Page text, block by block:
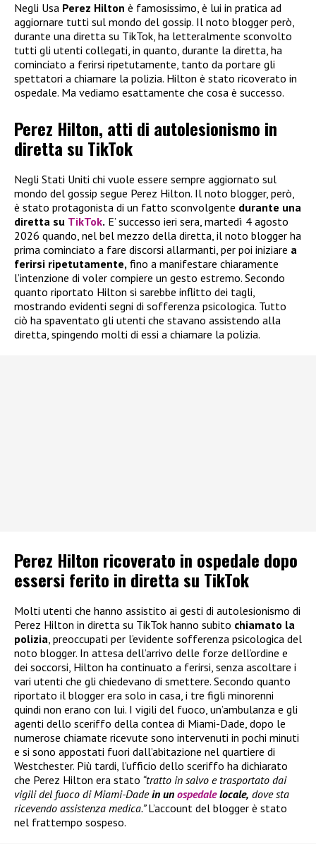
Negli Usa Perez Hilton è famosissimo, è lui in pratica ad
aggiornare tutti sul mondo del gossip. Il noto blogger però,
durante una diretta su TikTok, ha letteralmente sconvolto
tutti gli utenti collegati, in quanto, durante la diretta, ha
cominciato a ferirsi ripetutamente, tanto da portare gli
spettatori a chiamare la polizia. Hilton è stato ricoverato in
ospedale. Ma vediamo esattamente che cosa è successo.
Perez Hilton, atti di autolesionismo in
diretta su TikTok
Negli Stati Uniti chi vuole essere sempre aggiornato sul
mondo del gossip segue Perez Hilton. Il noto blogger, però,
è stato protagonista di un fatto sconvolgente durante una
diretta su TikTok. E’ successo ieri sera, martedì 4 agosto
2026 quando, nel bel mezzo della diretta, il noto blogger ha
prima cominciato a fare discorsi allarmanti, per poi iniziare a
ferirsi ripetutamente, fino a manifestare chiaramente
l’intenzione di voler compiere un gesto estremo. Secondo
quanto riportato Hilton si sarebbe inflitto dei tagli,
mostrando evidenti segni di sofferenza psicologica. Tutto
ciò ha spaventato gli utenti che stavano assistendo alla
diretta, spingendo molti di essi a chiamare la polizia.
Perez Hilton ricoverato in ospedale dopo
essersi ferito in diretta su TikTok
Molti utenti che hanno assistito ai gesti di autolesionismo di
Perez Hilton in diretta su TikTok hanno subito chiamato la
polizia, preoccupati per l’evidente sofferenza psicologica del
noto blogger. In attesa dell’arrivo delle forze dell’ordine e
dei soccorsi, Hilton ha continuato a ferirsi, senza ascoltare i
vari utenti che gli chiedevano di smettere. Secondo quanto
riportato il blogger era solo in casa, i tre figli minorenni
quindi non erano con lui. I vigili del fuoco, un’ambulanza e gli
agenti dello sceriffo della contea di Miami-Dade, dopo le
numerose chiamate ricevute sono intervenuti in pochi minuti
e si sono appostati fuori dall’abitazione nel quartiere di
Westchester. Più tardi, l’ufficio dello sceriffo ha dichiarato
che Perez Hilton era stato “tratto in salvo e trasportato dai
vigili del fuoco di Miami-Dadein un ospedalelocale, dove sta
ricevendo assistenza medica.”L’account del blogger è stato
nel frattempo sospeso.